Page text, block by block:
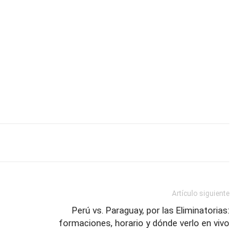
Artículo siguiente
Perú vs. Paraguay, por las Eliminatorias:
formaciones, horario y dónde verlo en vivo